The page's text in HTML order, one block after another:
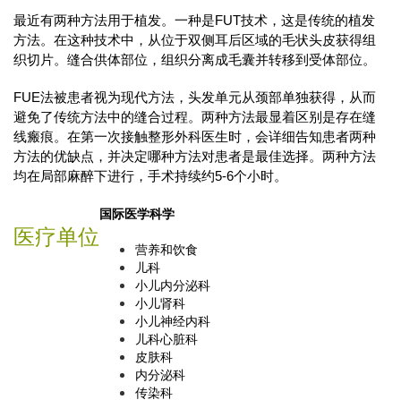
最近有两种方法用于植发。一种是FUT技术，这是传统的植发
方法。在这种技术中，从位于双侧耳后区域的毛状头皮获得组
织切片。缝合供体部位，组织分离成毛囊并转移到受体部位。
FUE法被患者视为现代方法，头发单元从颈部单独获得，从而
避免了传统方法中的缝合过程。两种方法最显着区别是存在缝
线瘢痕。在第一次接触整形外科医生时，会详细告知患者两种
方法的优缺点，并决定哪种方法对患者是最佳选择。两种方法
均在局部麻醉下进行，手术持续约5-6个小时。
医疗单位
国际医学科学
营养和饮食
儿科
小儿内分泌科
小儿肾科
小儿神经内科
儿科心脏科
皮肤科
内分泌科
传染科